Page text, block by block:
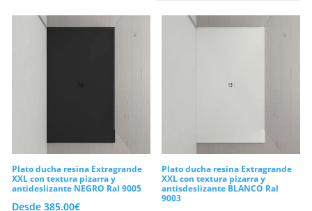
bañeras de esquina a esquina. En
VAROBATH somos fabricantes
lo que nos permite cortar y adaptar cada
aseo de forma milimétrica. Por lo tanto, al
decidirte por un
estarás equipando tu hogar con un
elemento arquitectónico imponente y
directo de fábrica que transformará
por
Plato ducha resina Extragrande
XXL con textura pizarra y
antideslizante NEGRO Ral 9005
Desde 385.00€
Plato ducha resina Extragrande
XXL con textura pizarra y
antisdeslizante BLANCO Ral
9003